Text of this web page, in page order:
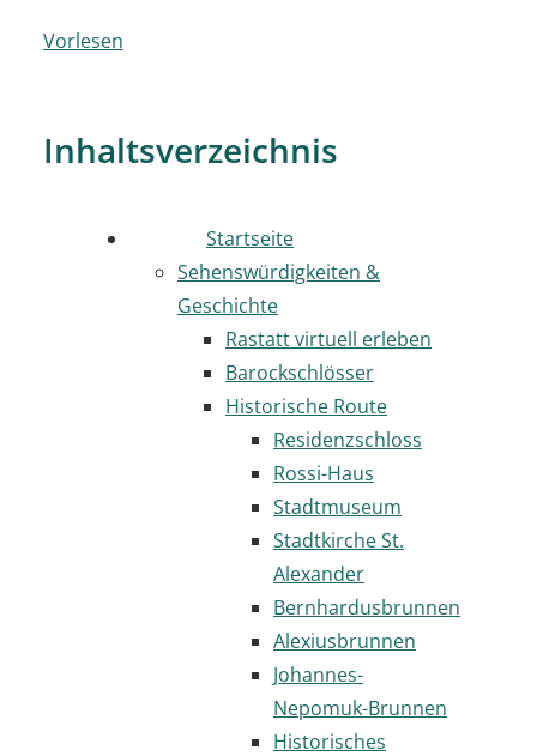
Vorlesen
Inhaltsverzeichnis
Startseite
Sehenswürdigkeiten &
Geschichte
Rastatt virtuell erleben
Barockschlösser
Historische Route
Residenzschloss
Rossi-Haus
Stadtmuseum
Stadtkirche St.
Alexander
Bernhardusbrunnen
Alexiusbrunnen
Johannes-
Nepomuk-Brunnen
Historisches